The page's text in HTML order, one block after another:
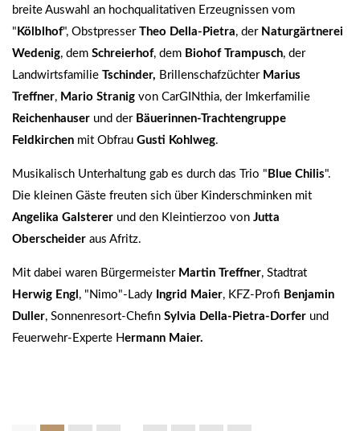
breite Auswahl an hochqualitativen Erzeugnissen vom
" Kölblhof", Obstpresser Theo Della-Pietra, der Naturgärtnerei
Wedenig, dem Schreierhof, dem Biohof Trampusch, der
Landwirtsfamilie Tschinder, Brillenschafzüchter Marius
Treffner, Mario Stranig von CarGINthia, der Imkerfamilie
Reichenhauser und der Bäuerinnen-Trachtengruppe
Feldkirchen mit Obfrau Gusti Kohlweg.
Musikalisch Unterhaltung gab es durch das Trio " Blue Chilis".
Die kleinen Gäste freuten sich über Kinderschminken mit
Angelika Galsterer und den Kleintierzoo von Jutta
Oberscheider aus Afritz.
Mit dabei waren Bürgermeister Martin Treffner, Stadtrat
Herwig Engl , "Nimo"-Lady Ingrid Maier, KFZ-Profi Benjamin
Duller, Sonnenresort-Chefin Sylvia Della-Pietra-Dorfer und
Feuerwehr-Experte Hermann Maier.